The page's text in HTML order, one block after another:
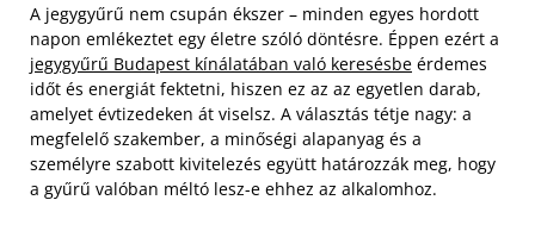
A jegygyűrű nem csupán ékszer – minden egyes hordott
napon emlékeztet egy életre szóló döntésre. Éppen ezért a
jegygyűrű Budapest kínálatában való keresésbe érdemes
időt és energiát fektetni, hiszen ez az az egyetlen darab,
amelyet évtizedeken át viselsz. A választás tétje nagy: a
megfelelő szakember, a minőségi alapanyag és a
személyre szabott kivitelezés együtt határozzák meg, hogy
a gyűrű valóban méltó lesz-e ehhez az alkalomhoz.